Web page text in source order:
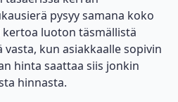
pysyy samana koko
kertoa luoton täsmällistä
vasta, kun asiakkaalle sopivin
hinta saattaa siis jonkin
hinnasta.